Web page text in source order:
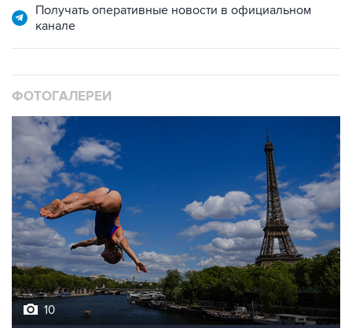
Получать оперативные новости в официальном
канале
ФОТОГАЛЕРЕИ
10